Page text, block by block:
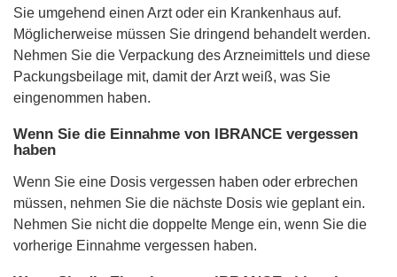
Sie umgehend einen Arzt oder ein Krankenhaus auf.
Möglicherweise müssen Sie dringend behandelt werden.
Nehmen Sie die Verpackung des Arzneimittels und diese
Packungsbeilage mit, damit der Arzt weiß, was Sie
eingenommen haben.
Wenn Sie die Einnahme von IBRANCE vergessen
haben
Wenn Sie eine Dosis vergessen haben oder erbrechen
müssen, nehmen Sie die nächste Dosis wie geplant ein.
Nehmen Sie nicht die doppelte Menge ein, wenn Sie die
vorherige Einnahme vergessen haben.